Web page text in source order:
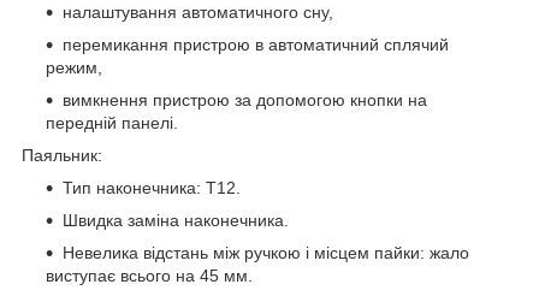
налаштування автоматичного сну,
перемикання пристрою в автоматичний сплячий
режим,
вимкнення пристрою за допомогою кнопки на
передній панелі.
Паяльник:
Тип наконечника: T12.
Швидка заміна наконечника.
Невелика відстань між ручкою і місцем пайки: жало
виступає всього на 45 мм.